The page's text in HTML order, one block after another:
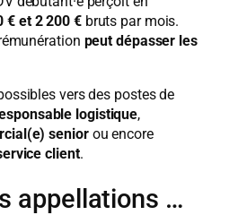
€ et 2 200 €bruts par mois.
peut dépasser les
vers des postes de
logistique,
seniorou encore
client.
appellations …